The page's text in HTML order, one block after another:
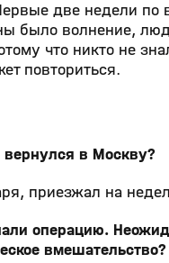
две недели по
было волнение,
что никто не
повториться.
в Москву?
приезжал на
операцию.
вмешательство?